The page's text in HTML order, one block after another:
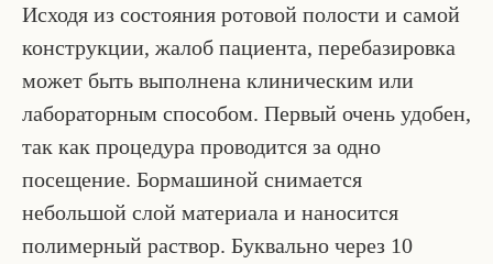
Исходя из состояния ротовой полости и самой
конструкции, жалоб пациента, перебазировка
может быть выполнена клиническим или
лабораторным способом. Первый очень удобен,
так как процедура проводится за одно
посещение. Бормашиной снимается
небольшой слой материала и наносится
полимерный раствор. Буквально через 10